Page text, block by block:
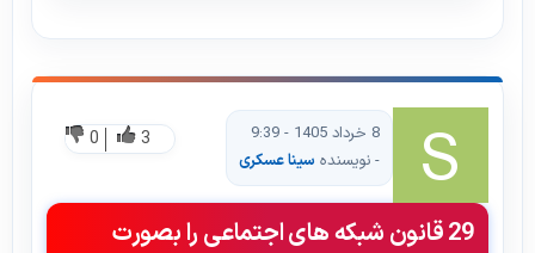
8 خرداد 1405 - 9:39
- نویسنده سینا عسکری
3
0
29 قانون شبکه های اجتماعی را بصورت